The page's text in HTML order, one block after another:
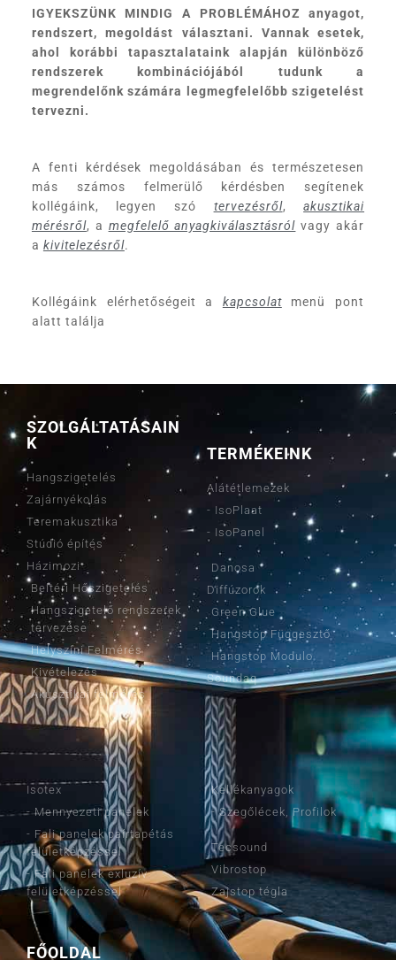
IGYEKSZÜNK MINDIG A PROBLÉMÁHOZ anyagot,
rendszert, megoldást választani. Vannak esetek,
ahol korábbi tapasztalataink alapján különböző
rendszerek kombinációjából tudunk a
megrendelőnk számára legmegfelelőbb szigetelést
tervezni.
A fenti kérdések megoldásában és természetesen
más számos felmerülő kérdésben segítenek
kollégáink, legyen szó tervezésről,akusztikai
mérésről, a megfelelő anyagkiválasztásról vagy akár
a kivitelezésről.
Kollégáink elérhetőségeit a kapcsolat
menü pont
alatt találja
SZOLGÁLTATÁSAIN
K
Hangszigetelés
Zajárnyékolás
Teremakusztika
Stúdió építés
Házimozi
Beltéri Hőszigetelés
Hangszigetelő rendszerek
tervezése
Helyszíni Felmérés
Kivételezés
Akusztikai felmérés
TERMÉKEINK
Alátétlemezek
- IsoPlaat
- IsoPanel
Danosa
Diffúzorok
Green Glue
Hangstop Függesztő
Hangstop Modulo
Soundaq
TERMÉKEINK
Isotex
- Mennyezeti panelek
- Fali panelek paírtapétás
felületképzéssel
- Fali panelek exluzív
felületképzéssel
TERMÉKEINK
Kellékanyagok
- Szegőlécek, Profilok
Tecsound
Vibrostop
Zajstop tégla
FŐOLDAL